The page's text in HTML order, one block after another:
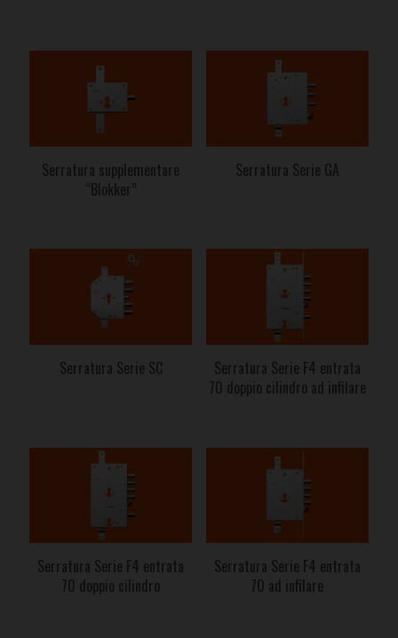
Serratura supplementare
“Blokker”
Serratura Serie GA
Serratura Serie SC
Serratura Serie F4 entrata
70 doppio cilindro ad infilare
Serratura Serie F4 entrata
70 doppio cilindro
Serratura Serie F4 entrata
70 ad infilare